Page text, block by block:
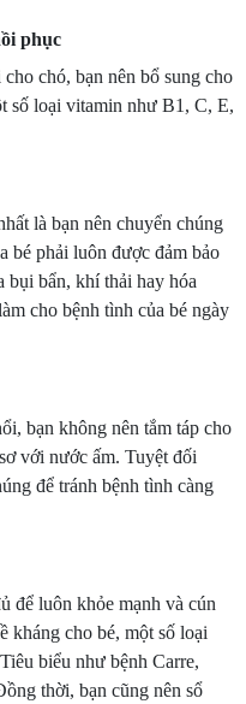
phục
chó, bạn nên bổ sung cho
số loại vitamin như B1, C, E,
là bạn nên chuyển chúng
bé phải luôn được đảm bảo
bụi bẩn, khí thải hay hóa
cho bệnh tình của bé ngày
bạn không nên tắm táp cho
với nước ấm. Tuyệt đối
để tránh bệnh tình càng
để luôn khỏe mạnh và cún
kháng cho bé, một số loại
biểu như bệnh Carre,
thời, bạn cũng nên sổ